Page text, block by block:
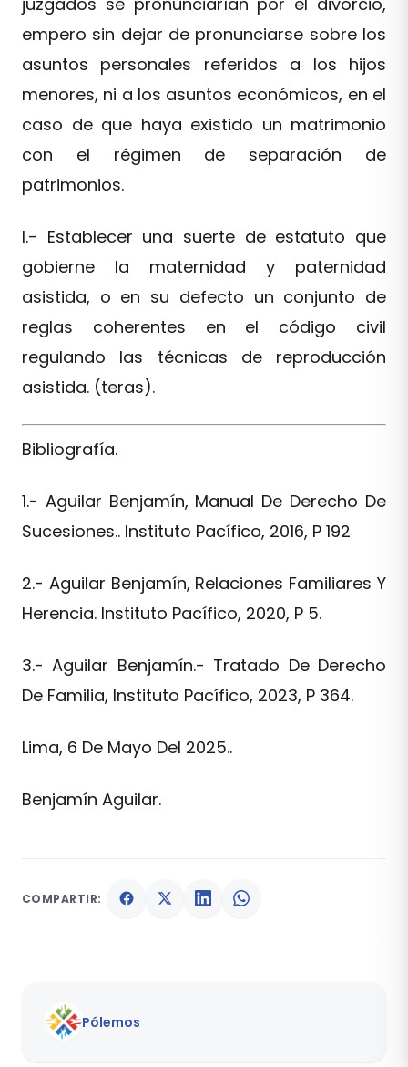
empero sin dejar de pronunciarse sobre los
asuntos personales referidos a los hijos
menores, ni a los asuntos económicos, en el
caso de que haya existido un matrimonio
con el régimen de separación de
patrimonios.
I.- Establecer una suerte de estatuto que
gobierne la maternidad y paternidad
asistida, o en su defecto un conjunto de
reglas coherentes en el código civil
regulando las técnicas de reproducción
asistida. (teras).
Bibliografía.
1.- Aguilar Benjamín, Manual De Derecho De
Sucesiones.. Instituto Pacífico, 2016, P 192
2.- Aguilar Benjamín, Relaciones Familiares Y
Herencia. Instituto Pacífico, 2020, P 5.
3.- Aguilar Benjamín.- Tratado De Derecho
De Familia, Instituto Pacífico, 2023, P 364.
Lima, 6 De Mayo Del 2025..
Benjamín Aguilar.
COMPARTIR:
Pólemos